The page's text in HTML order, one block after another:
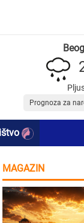
Prognoza za
MAGAZIN